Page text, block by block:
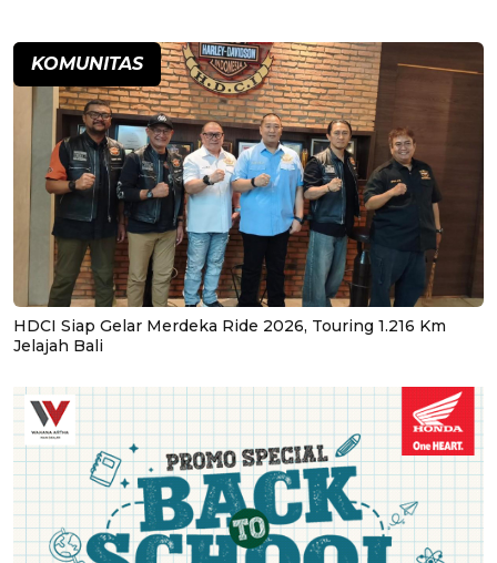
KOMUNITAS
HDCI Siap Gelar Merdeka Ride 2026, Touring 1.216 Km
Jelajah Bali